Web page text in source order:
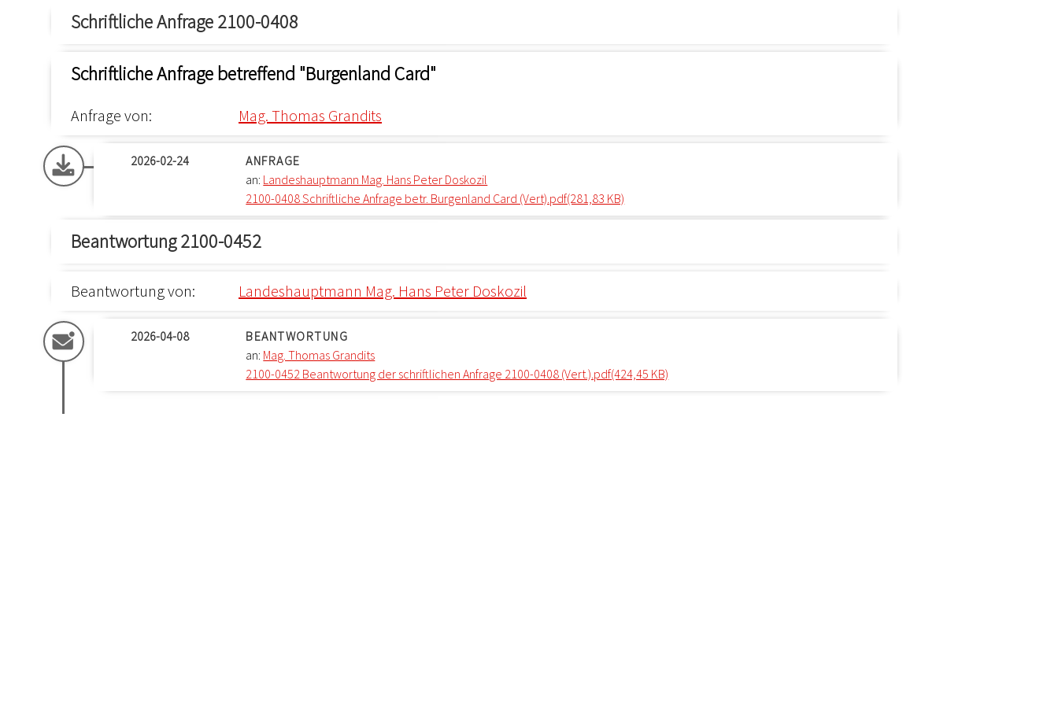
Schriftliche Anfrage 2100-0408
Schriftliche Anfrage betreffend "Burgenland Card"
Anfrage von: Mag. Thomas Grandits
2026-02-24
ANFRAGE
an: Landeshauptmann Mag. Hans Peter Doskozil
2100-0408 Schriftliche Anfrage betr. Burgenland Card (Vert).pdf(281,83 KB)
Beantwortung 2100-0452
Beantwortung von: Landeshauptmann Mag. Hans Peter Doskozil
2026-04-08
BEANTWORTUNG
an: Mag. Thomas Grandits
2100-0452 Beantwortung der schriftlichen Anfrage 2100-0408 (Vert.).pdf(424,45 KB)